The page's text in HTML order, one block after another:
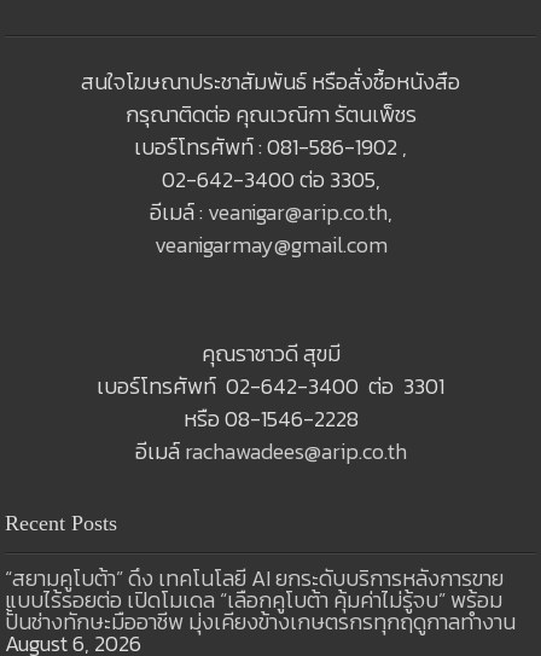
สนใจโฆษณาประชาสัมพันธ์ หรือสั่งซื้อหนังสือ
กรุณาติดต่อ คุณเวณิกา รัตนเพ็ชร
เบอร์โทรศัพท์ : 081-586-1902 ,
02-642-3400 ต่อ 3305,
อีเมล์ : veanigar@arip.co.th,
veanigarmay@gmail.com
คุณราชาวดี สุขมี
เบอร์โทรศัพท์ 02-642-3400 ต่อ 3301
หรือ 08-1546-2228
อีเมล์rachawadees@arip.co.th
Recent Posts
“สยามคูโบต้า” ดึง เทคโนโลยี AI ยกระดับบริการหลังการขาย
แบบไร้รอยต่อ เปิดโมเดล “เลือกคูโบต้า คุ้มค่าไม่รู้จบ” พร้อม
ปั้นช่างทักษะมืออาชีพ มุ่งเคียงข้างเกษตรกรทุกฤดูกาลทำงาน
August 6, 2026